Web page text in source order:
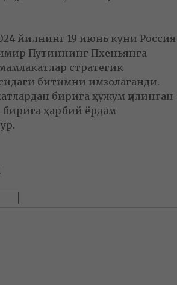
йилнинг 19 июнь куни Россия
Путиннинг Пхеньянга
стратегик
битимни имзолаганди.
бирига ҳужум қилинган
бирига ҳарбий ёрдам